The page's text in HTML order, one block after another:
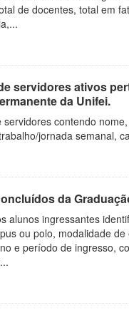
de docentes, total em
servidores ativos
da Unifei.
servidores contendo
jornada semanal,
da
alunos ingressantes
ou polo, modalidade
e período de ingresso,